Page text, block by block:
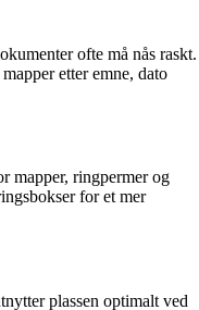
ofte må nås raskt.
etter emne, dato
mapper, ringpermer og
for et mer
plassen optimalt ved